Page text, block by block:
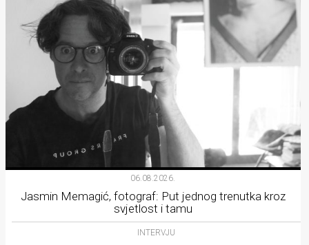
06.08.2026.
Jasmin Memagić, fotograf: Put jednog trenutka kroz
svjetlost i tamu
INTERVJU